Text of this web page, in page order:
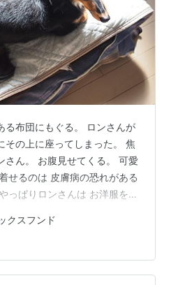
る布団にもぐる。 ロンさんが
その上に座ってしまった。 焦
さん。 お腹見せてくる。 可愛
せるのは 皮膚病の恐れがある
っぱりロンさんは お洋服を着
い思いをさせずに過ごした
たかロンパース 今年は手に入
手に作ってあって めちゃくち
ての時は戸惑ってたけど 慣れ
クスフンド